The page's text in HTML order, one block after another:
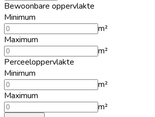
Bewoonbare oppervlakte
Minimum
m²
Maximum
m²
Perceeloppervlakte
Minimum
m²
Maximum
m²